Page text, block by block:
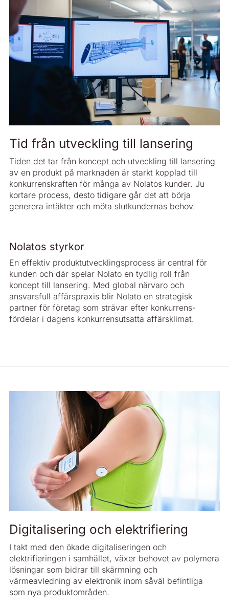
Tid från utveckling till lansering
Tiden det tar från koncept och utveckling till lansering
av en produkt på marknaden är starkt kopplad till
konkurrenskraften för många av Nolatos kunder. Ju
kortare process, desto tidigare går det att börja
generera intäkter och möta slutkundernas behov.
Nolatos styrkor
En effektiv produktutvecklingsprocess är central för
kunden och där spelar Nolato en tydlig roll från
koncept till lansering. Med global närvaro och
ansvarsfull affärspraxis blir Nolato en strategisk
partner för företag som strävar efter konkurrens­
fördelar i dagens konkurrensutsatta affärsklimat.
Digitalisering och elektrifiering
I takt med den ökade digitaliseringen och
elektrifieringen i samhället, växer behovet av polymera
lösningar som bidrar till skärmning och
värmeavledning av elektronik inom såväl befintliga
som nya produktområden.